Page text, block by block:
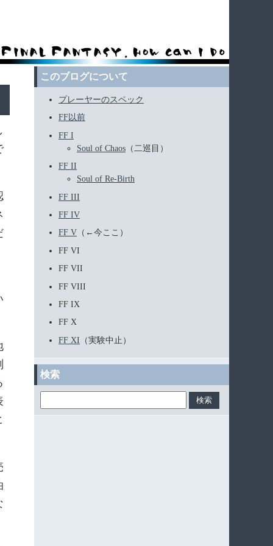
このブログについて
プレーヤーのスペック
FF以前
FF I
Soul of Chaos （二巡目）
FF II
Soul of Re-Birth
FF III
FF IV
FF V （←今ここ）
FF VI
FF VII
FF VIII
FF IX
FF X
FF XI （実験中止）
検索